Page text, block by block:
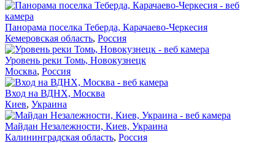
Панорама поселка Теберда, Карачаево-Черкесия
Кемеровская область, Россия
Уровень реки Томь, Новокузнецк
Москва, Россия
Вход на ВДНХ, Москва
Киев, Украина
Майдан Незалежности, Киев, Украина
Калининградская область, Россия